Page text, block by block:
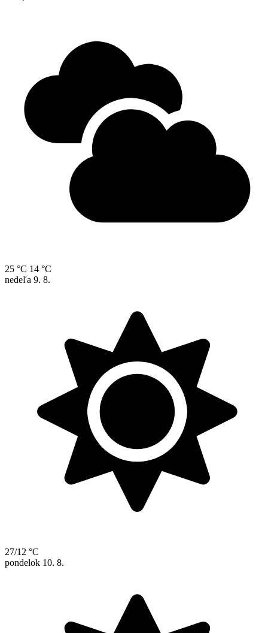
25 °C 14 °C
nedeľa 9. 8.
27/12 °C
pondelok 10. 8.